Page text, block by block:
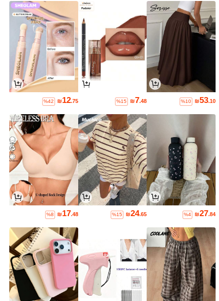
₪53.10
%10
₪7.48
%15
₪12.75
%42
₪27.84
%4
₪24.65
%15
₪17.48
%8